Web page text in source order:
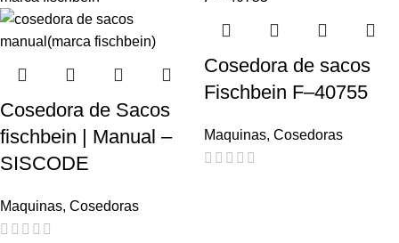
Cosedora de Sacos
fischbein | Manual –
SISCODE
Maquinas, Cosedoras
Cosedora de sacos
Fischbein F–40755
Maquinas, Cosedoras